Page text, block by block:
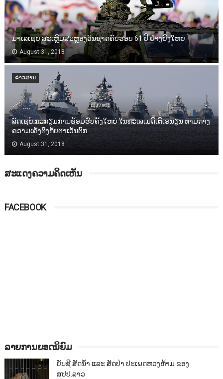
ມາເລເຊຍ ສະເຫຼີມສະຫຼອງວັນຊາດຄົບຮອບ 61 ປີ ຢ່າງຍິ່ງໃຫຍ່
August 31, 2018
ຂ່າວສານ
ລັດເຊຍ ກະກຽມການຊ້ອມຮົບຄັ້ງໃຫຍ່ ໃນທະເລເມດິເຕິເຣນຽນ ທ່າມກາງ
ຄວາມເຄັ່ງຕຶງກັບຕາເວັນຕົກ
August 31, 2018
ສະແດງຄວາມຄິດເຫັນ
FACEBOOK
ລາຍການຍອດນິຍົມ
ບັນຊີ ສັດນ້ຳ ແລະ ສັດປ່າ ປະເພດຫວງຫ້າມ ຂອງ
ສປປ.ລາວ